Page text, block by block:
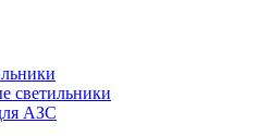
светильники
АЗС